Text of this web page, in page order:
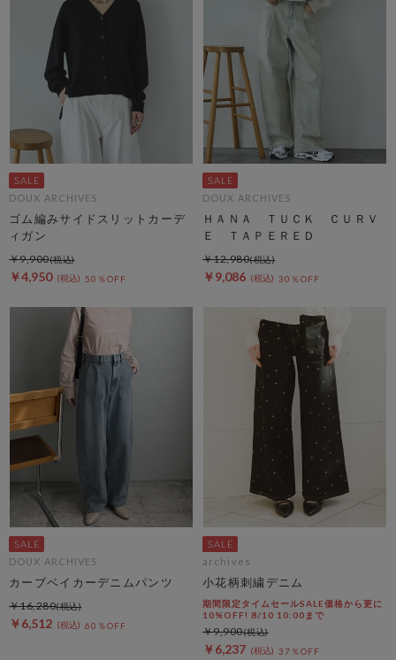
DOUX ARCHIVES
ゴム編みサイドスリットカーデ
ィガン
￥4,950 50％OFF
￥9,900
DOUX ARCHIVES
ＨＡＮＡ ＴＵＣＫ ＣＵＲＶ
Ｅ ＴＡＰＥＲＥＤ
￥9,086 30％OFF
￥12,980
DOUX ARCHIVES
カーブベイカーデニムパンツ
￥6,512 60％OFF
￥16,280
archives
小花柄刺繍デニム
期間限定タイムセールSALE価格から更に
10%OFF! 8/10 10:00まで
￥6,237 37％OFF
￥9,900